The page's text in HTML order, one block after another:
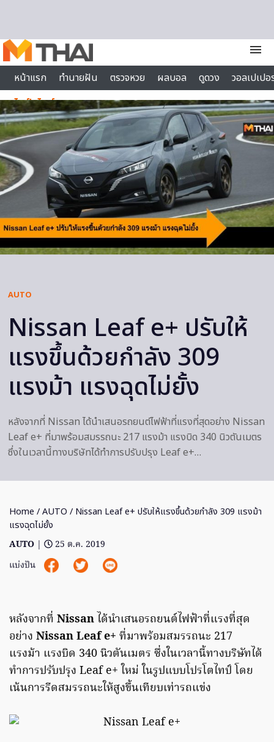
menu
หน้าแรก
ทำนายฝัน ตรวจหวย ผลบอล ดูดวง
วอลเปเป
ไลฟ์สไตล์
AUTO
Nissan Leaf e+ ปรับให้
แรงขึ้นด้วยกำลัง 309
แรงม้า แรงฉุดไม่ยั้ง
หลังจากที่ Nissan ได้นำเสนอรถยนต์ไฟฟ้าที่แรงที่สุดอย่าง Nissan
Leaf e+ ที่มาพร้อมสมรรถนะ 217 แรงม้า แรงบิด 340 นิวตันเมตร
ซึ่งในเวลานี้ทางบริษัทได้ทำการปรับปรุง Leaf e+…
Home /AUTO / Nissan Leaf e+ ปรับให้แรงขึ้นด้วยกำลัง 309 แรงม้า
แรงฉุดไม่ยั้ง
AUTO |
25 ต.ค. 2019
แบ่งปัน
หลังจากที่ Nissan ได้นำเสนอรถยนต์ไฟฟ้าที่แรงที่สุด
อย่าง Nissan Leaf e+ ที่มาพร้อมสมรรถนะ 217
แรงม้า แรงบิด 340 นิวตันเมตร ซึ่งในเวลานี้ทางบริษัทได้
ทำการปรับปรุง Leaf e+ ใหม่ ในรูปแบบโปรโตไทป์ โดย
เน้นการรีดสมรรถนะให้สูงขึ้นเทียบเท่ารถแข่ง